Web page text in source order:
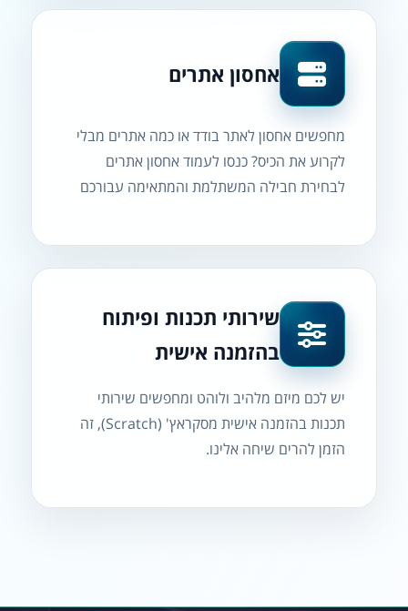
אחסון אתרים
מחפשים אחסון לאתר בודד או כמה אתרים מבלי
לקרוע את הכיס? כנסו לעמוד אחסון אתרים
לבחירת חבילה המשתלמת והמתאימה עבורכם
שירותי תכנות ופיתוח
בהזמנה אישית
יש לכם מיזם מלהיב ולוהט ומחפשים שירותי
תכנות בהזמנה אישית מסקראץ' (Scratch), זה
הזמן להרים שיחה אלינו.